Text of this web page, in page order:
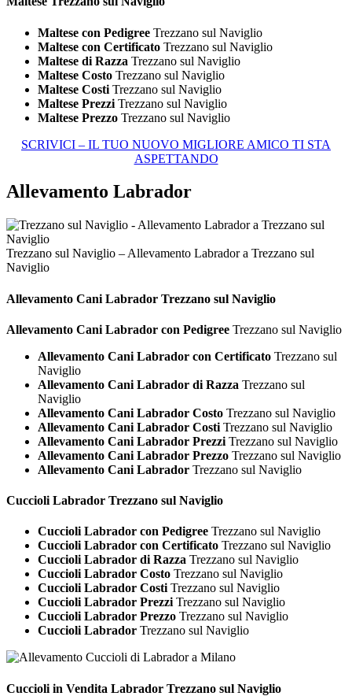
Maltese con Pedigree Trezzano sul Naviglio
Maltese con Certificato Trezzano sul Naviglio
Maltese di Razza Trezzano sul Naviglio
Maltese Costo Trezzano sul Naviglio
Maltese Costi Trezzano sul Naviglio
Maltese Prezzi Trezzano sul Naviglio
Maltese Prezzo Trezzano sul Naviglio
SCRIVICI – IL TUO NUOVO MIGLIORE AMICO TI STA
ASPETTANDO
Allevamento Labrador
Trezzano sul Naviglio – Allevamento Labrador a Trezzano sul
Naviglio
Allevamento Cani Labrador Trezzano sul Naviglio
Allevamento Cani Labrador con Pedigree Trezzano sul Naviglio
Allevamento Cani Labrador con Certificato Trezzano sul
Naviglio
Allevamento Cani Labrador di Razza Trezzano sul
Naviglio
Allevamento Cani Labrador Costo Trezzano sul Naviglio
Allevamento Cani Labrador Costi Trezzano sul Naviglio
Allevamento Cani Labrador Prezzi Trezzano sul Naviglio
Allevamento Cani Labrador Prezzo Trezzano sul Naviglio
Allevamento Cani Labrador Trezzano sul Naviglio
Cuccioli Labrador Trezzano sul Naviglio
Cuccioli Labrador con Pedigree Trezzano sul Naviglio
Cuccioli Labrador con Certificato Trezzano sul Naviglio
Cuccioli Labrador di Razza Trezzano sul Naviglio
Cuccioli Labrador Costo Trezzano sul Naviglio
Cuccioli Labrador CostiTrezzano sul Naviglio
Cuccioli Labrador PrezziTrezzano sul Naviglio
Cuccioli Labrador Prezzo Trezzano sul Naviglio
Cuccioli Labrador Trezzano sul Naviglio
Cuccioli in Vendita Labrador Trezzano sul Naviglio